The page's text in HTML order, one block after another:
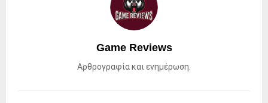
Game Reviews
Αρθρογραφία και ενημέρωση.